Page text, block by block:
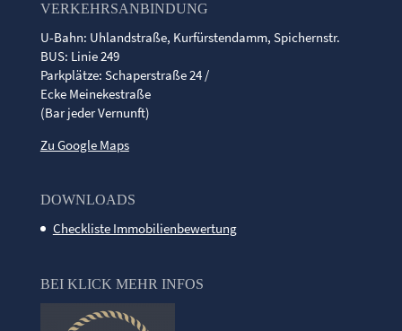
VERKEHRSANBINDUNG
U-Bahn: Uhlandstraße, Kurfürstendamm, Spichernstr.
BUS: Linie 249
Parkplätze: Schaperstraße 24 /
Ecke Meinekestraße
(Bar jeder Vernunft)
Zu Google Maps
DOWNLOADS
Checkliste Immobilienbewertung
BEI KLICK MEHR INFOS